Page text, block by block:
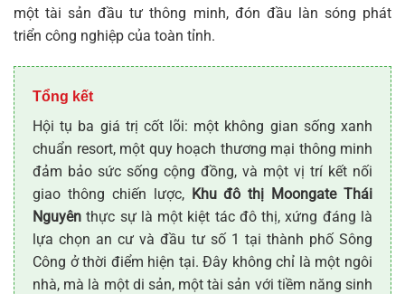
một tài sản đầu tư thông minh, đón đầu làn sóng phát
triển công nghiệp của toàn tỉnh.
Tổng kết
Hội tụ ba giá trị cốt lõi: một không gian sống xanh
chuẩn resort, một quy hoạch thương mại thông minh
đảm bảo sức sống cộng đồng, và một vị trí kết nối
giao thông chiến lược, Khu đô thị Moongate Thái
Nguyên thực sự là một kiệt tác đô thị, xứng đáng là
lựa chọn an cư và đầu tư số 1 tại thành phố Sông
Công ở thời điểm hiện tại. Đây không chỉ là một ngôi
nhà, mà là một di sản, một tài sản với tiềm năng sinh